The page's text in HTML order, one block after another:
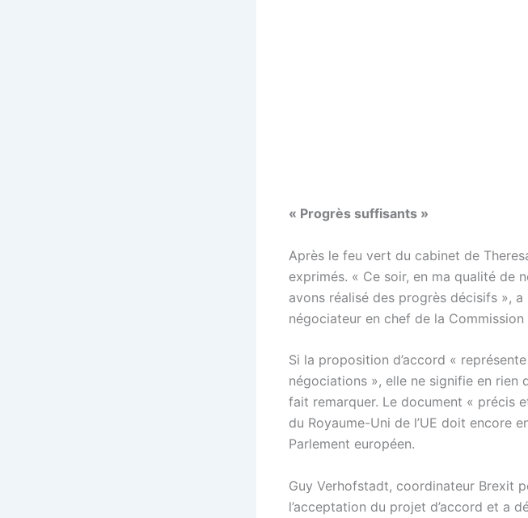
« Progrès suffisants »
Après le feu vert du cabinet de
exprimés. « Ce soir, en ma qualité de
avons réalisé des progrès décisifs »,
négociateur en chef de la
Si la proposition d’accord «
négociations », elle ne signifie en
fait remarquer. Le document « précis
du Royaume-Uni de l’UE doit encore
Parlement européen.
Guy Verhofstadt, coordinateur Brexit
l’acceptation du projet d’accord et a